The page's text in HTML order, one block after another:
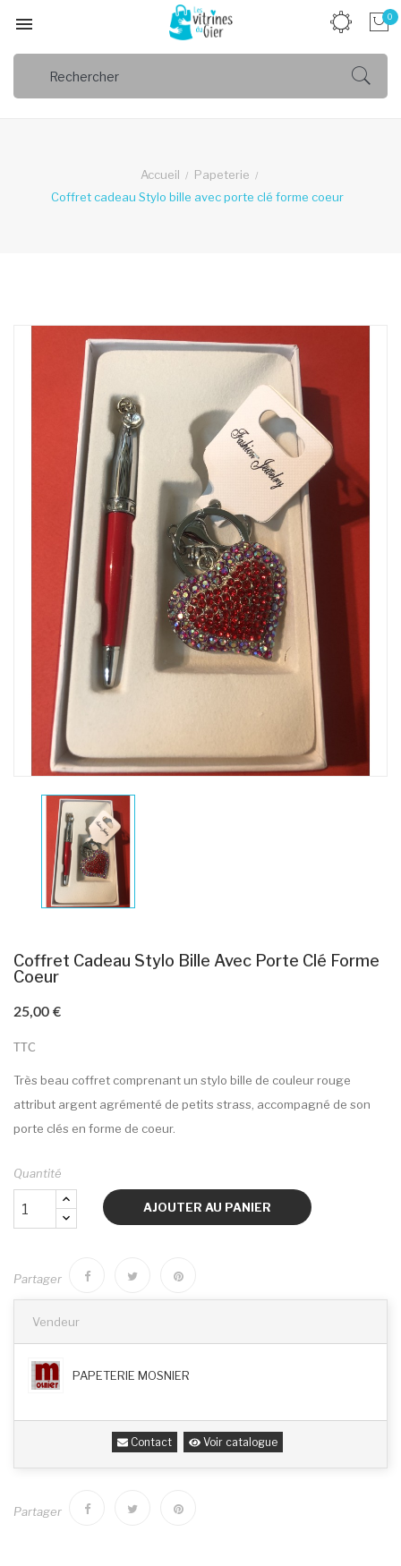
 0
Accueil
Papeterie
Coffret cadeau Stylo bille avec porte clé forme coeur
Coffret Cadeau Stylo Bille Avec Porte Clé Forme
Coeur
25,00 €
TTC
Très beau coffret comprenant un stylo bille de couleur rouge
attribut argent agrémenté de petits strass, accompagné de son
porte clés en forme de coeur.
Quantité
AJOUTER AU PANIER
Partager
Vendeur
PAPETERIE MOSNIER
Contact Voir catalogue
Partager